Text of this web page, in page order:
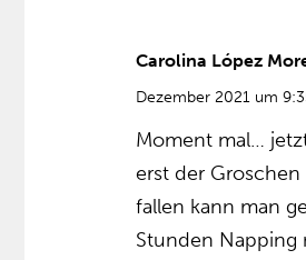
Carolina López
Dezember 2021 um
Moment mal…
erst der
fallen kann man
Stunden